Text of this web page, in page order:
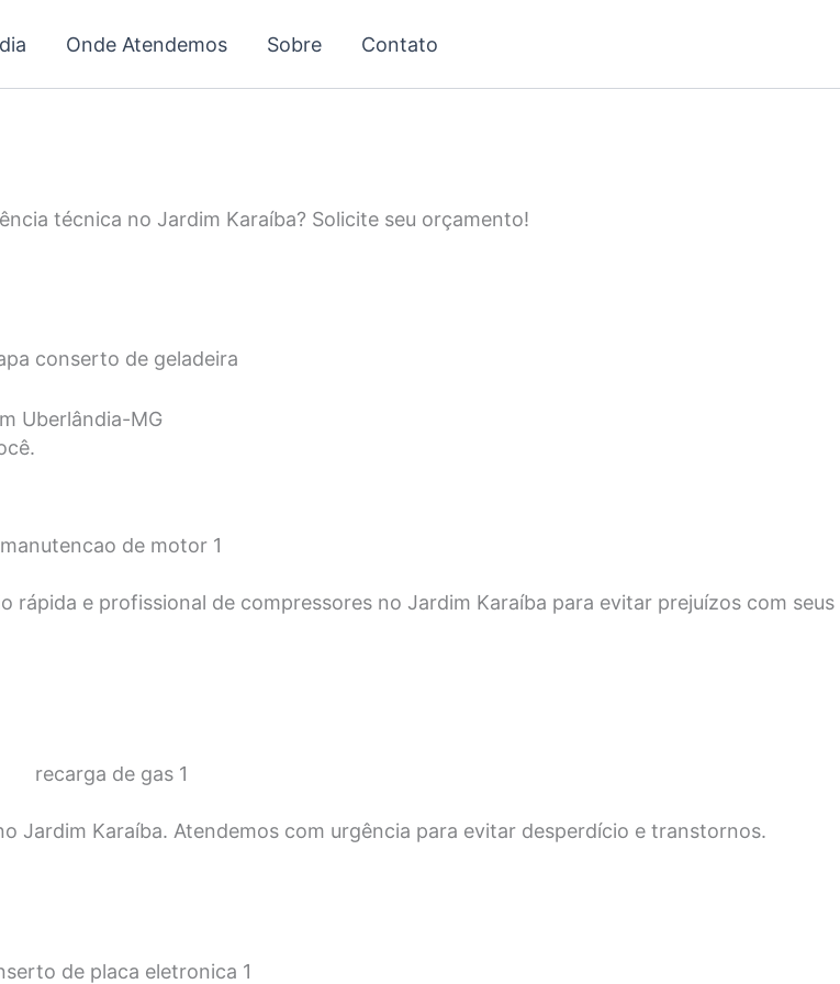
Onde Atendemos Sobre Contato
técnica no Jardim Karaíba? Solicite seu orçamento!
Uberlândia-MG
e profissional de compressores no Jardim Karaíba para evitar prejuízos com seus
Jardim Karaíba. Atendemos com urgência para evitar desperdício e transtornos.